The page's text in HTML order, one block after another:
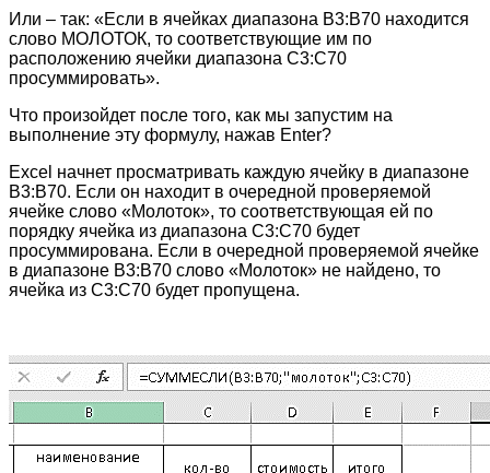
Или – так: «Если в ячейках диапазона B3:B70 находится
слово МОЛОТОК, то соответствующие им по
расположению ячейки диапазона C3:C70
просуммировать».
Что произойдет после того, как мы запустим на
выполнение эту формулу, нажав Enter?
Excel начнет просматривать каждую ячейку в диапазоне
B3:B70. Если он находит в очередной проверяемой
ячейке слово «Молоток», то соответствующая ей по
порядку ячейка из диапазона C3:C70 будет
просуммирована. Если в очередной проверяемой ячейке
в диапазоне B3:B70 слово «Молоток» не найдено, то
ячейка из С3:С70 будет пропущена.